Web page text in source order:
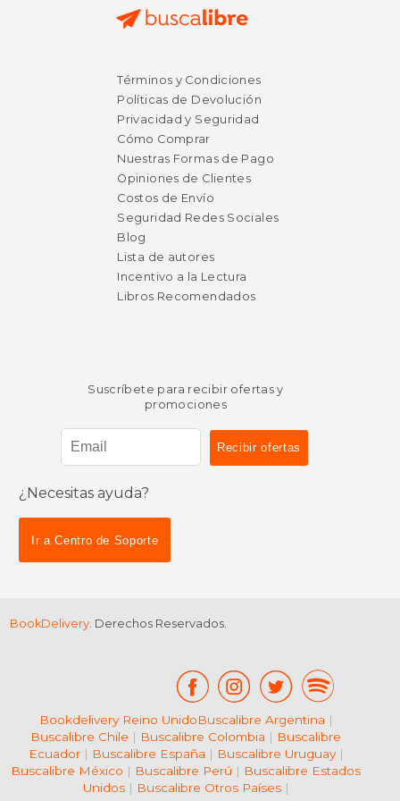
50%
dcto. $ 177.27
Términos y Condiciones
Políticas de Devolución
Privacidad y Seguridad
Cómo Comprar
Nuestras Formas de Pago
Opiniones de Clientes
Costos de Envío
Seguridad Redes Sociales
Blog
Lista de autores
Incentivo a la Lectura
Libros Recomendados
Suscríbete para recibir ofertas y
promociones
¿Necesitas ayuda?
Ir a Centro de Soporte
BookDelivery. Derechos Reservados.
Bookdelivery Reino UnidoBuscalibre Argentina |
Buscalibre Chile | Buscalibre Colombia | Buscalibre
Ecuador| Buscalibre España | Buscalibre Uruguay|
Buscalibre México | Buscalibre Perú | Buscalibre Estados
Unidos| Buscalibre Otros Países|